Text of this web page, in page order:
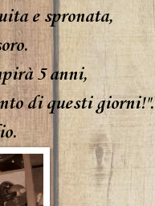
e spronata,
5 anni,
di questi giorni!".